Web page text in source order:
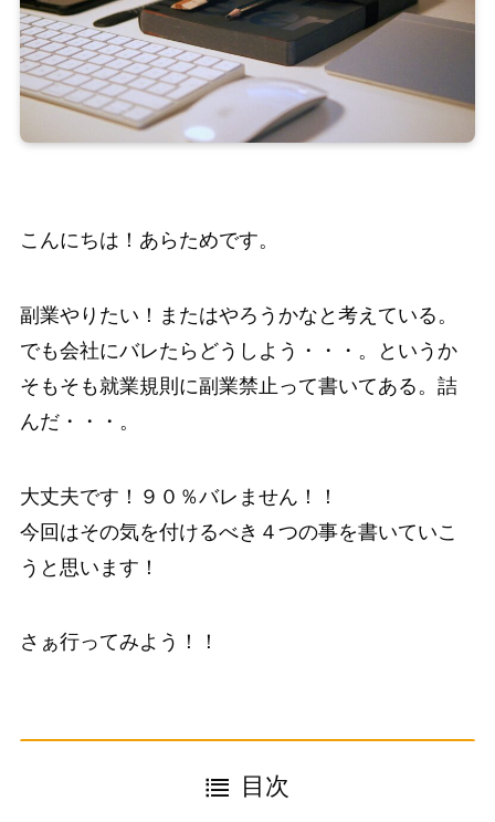
こんにちは！あらためです。
副業やりたい！またはやろうかなと考えている。
でも会社にバレたらどうしよう・・・。というか
そもそも就業規則に副業禁止って書いてある。詰
んだ・・・。
大丈夫です！９０％バレません！！
今回はその気を付けるべき４つの事を書いていこ
うと思います！
さぁ行ってみよう！！
目次